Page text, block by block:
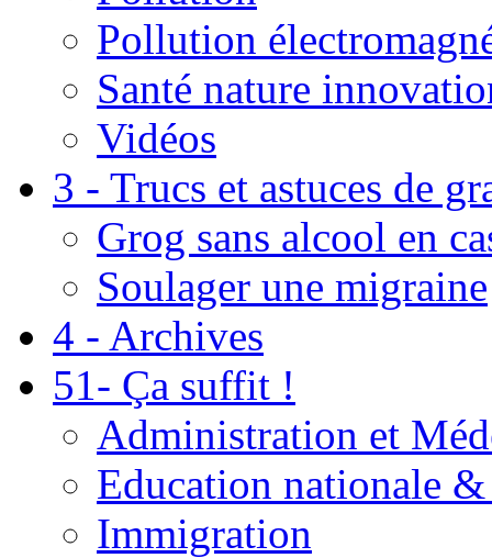
Pollution
Santé nature
Vidéos
3 - Trucs et astuces de
Grog sans alcool en
Soulager une migraine
4 - Archives
51- Ça suffit !
Administration et
Education nationale
Immigration